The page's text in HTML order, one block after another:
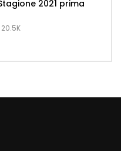
2021 prima
20.5K